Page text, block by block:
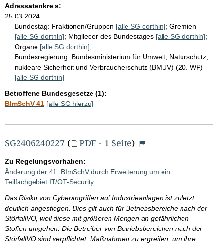
Adressatenkreis:
25.03.2024
Bundestag: Fraktionen/Gruppen [alle SG dorthin]; Gremien
[alle SG dorthin]; Mitglieder des Bundestages [alle SG dorthin];
Organe [alle SG dorthin];
Bundesregierung: Bundesministerium für Umwelt, Naturschutz,
nukleare Sicherheit und Verbraucherschutz (BMUV) (20. WP)
[alle SG dorthin]
Betroffene Bundesgesetze (1):
BImSchV 41 [alle SG hierzu]
SG2406240227 ( PDF - 1 Seite)
Zu Regelungsvorhaben:
Änderung der 41. BImSchV durch Erweiterung um ein
Teilfachgebiet IT/OT-Security
Das Risiko von Cyberangriffen auf Industrieanlagen ist zuletzt
deutlich angestiegen. Dies gilt auch für Betriebsbereiche nach der
StörfallVO, weil diese mit größeren Mengen an gefährlichen
Stoffen umgehen. Die Betreiber von Betriebsbereichen nach der
StörfallVO sind verpflichtet, Maßnahmen zu ergreifen, um ihre